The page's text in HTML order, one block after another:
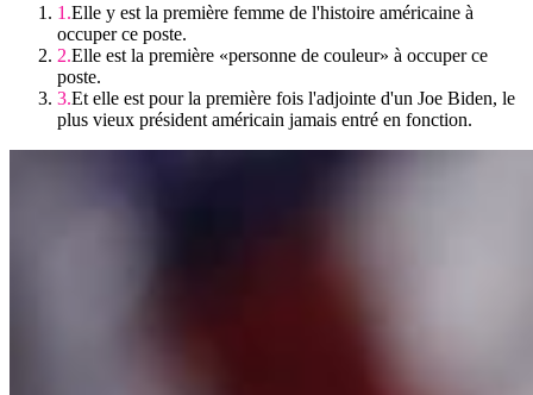
Elle y est la première femme de l'histoire américaine à
occuper ce poste.
Elle est la première «personne de couleur» à occuper ce
poste.
Et elle est pour la première fois l'adjointe d'un Joe Biden, le
plus vieux président américain jamais entré en fonction.